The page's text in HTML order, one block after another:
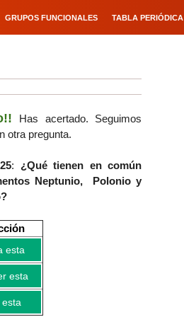
GRUPOS FUNCIONALES TABLA PERIÓDICA
Has acertado. Seguimos
otra pregunta.
: ¿Qué tienen en común
Neptunio, Polonio y
esta
esta